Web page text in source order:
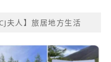
夫人】旅居地方生活